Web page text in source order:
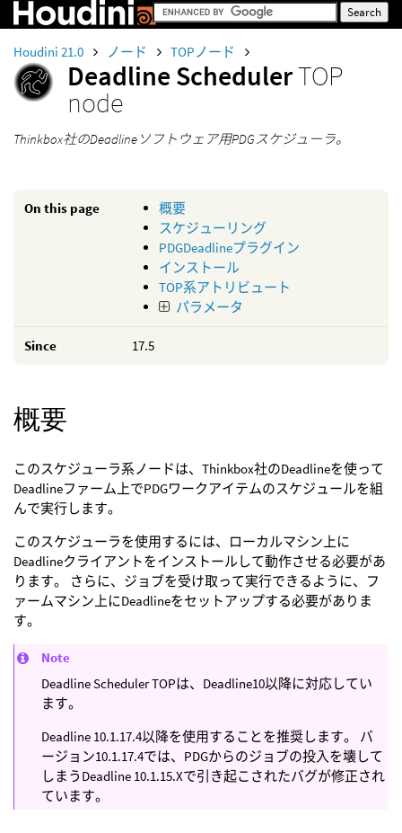
Houdini 21.0 ノード TOPノード
Deadline SchedulerTOP
node
Thinkbox社のDeadlineソフトウェア用PDGスケジューラ。
On this page
概要
スケジューリング
PDGDeadlineプラグイン
インストール
TOP系アトリビュート
パラメータ
Since 17.5
概要
このスケジューラ系ノードは、Thinkbox社のDeadlineを使って
Deadlineファーム上でPDGワークアイテムのスケジュールを組
んで実行します。
このスケジューラを使用するには、ローカルマシン上に
Deadlineクライアントをインストールして動作させる必要があ
ります。 さらに、ジョブを受け取って実行できるように、フ
ァームマシン上にDeadlineをセットアップする必要がありま
す。
Note
Deadline Scheduler TOPは、Deadline10以降に対応してい
ます。
Deadline 10.1.17.4以降を使用することを推奨します。 バ
ージョン10.1.17.4では、PDGからのジョブの投入を壊して
しまうDeadline 10.1.15.Xで引き起こされたバグが修正され
ています。